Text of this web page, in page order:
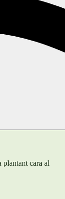
cara al